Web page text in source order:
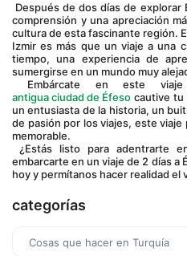
comprensión y una apreciación
cultura de esta fascinante región.
Izmir es más que un viaje a una
tiempo, una experiencia de
sumergirse en un mundo muy
Embárcate en este
antigua ciudad de Éfeso cautive tu
un entusiasta de la historia, un
de pasión por los viajes, este
memorable.
embarcarte en un viaje de 2 días a
hoy y permítanos hacer realidad el
categorías
Cosas que hacer en Turquía